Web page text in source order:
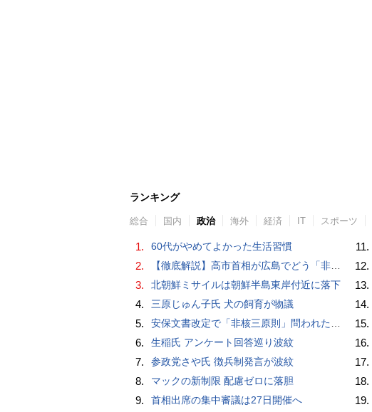
ランキング
総合 国内 政治 海外 経済 IT スポーツ
1. 60代がやめてよかった生活習慣
2. 【徹底解説】高市首相が広島でどう「非核三原則」言及？現状にとどめ将来は明言せず 著書では「邪魔になる」と主張
3. 北朝鮮ミサイルは朝鮮半島東岸付近に落下
4. 三原じゅん子氏 犬の飼育が物議
5. 安保文書改定で「非核三原則」問われた高市首相、「私が予断することは差し控える」…堅持維持へ明言避ける
6. 生稲氏 アンケート回答巡り波紋
7. 参政党さや氏 徴兵制発言が波紋
8. マックの新制限 配慮ゼロに落胆
9. 首相出席の集中審議は27日開催へ
11.
12.
13.
14.
15.
16.
17.
18.
19.